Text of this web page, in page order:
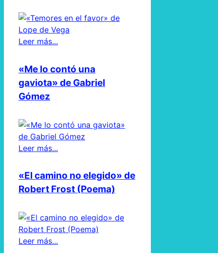
Leer más...
«Me lo contó una
gaviota» de Gabriel
Gómez
Leer más...
«El camino no elegido» de
Robert Frost (Poema)
Leer más...